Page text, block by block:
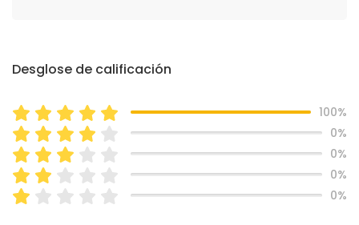
Desglose de calificación
100%
0%
0%
0%
0%